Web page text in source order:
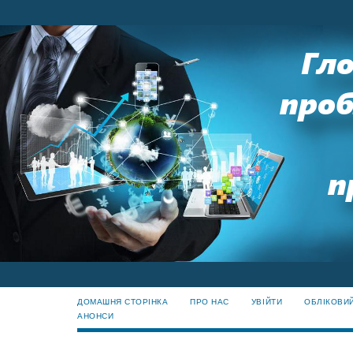
ДОМАШНЯ СТОРІНКА ПРО НАС УВІЙТИ
АНОНСИ